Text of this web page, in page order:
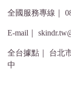
全國服務專線｜
E-mail｜
全台據點｜ 台北
中